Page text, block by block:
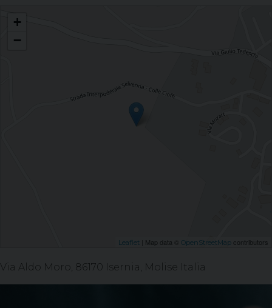
+
−
Leaflet | Map data © OpenStreetMap contributors
Via Aldo Moro, 86170 Isernia, Molise Italia